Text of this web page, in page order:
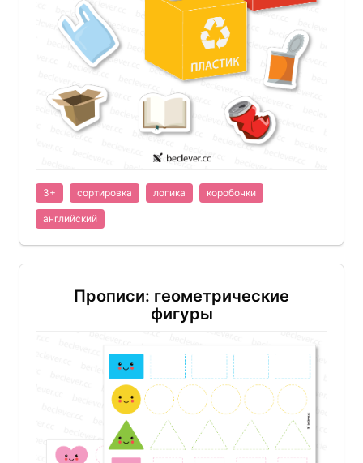
3+ сортировка логика коробочки
английский
Прописи: геометрические
фигуры